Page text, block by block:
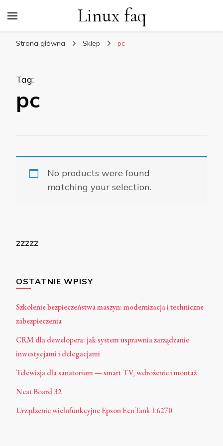
Linux faq
Strona główna Sklep pc
Tag:
pc
No products were found
matching your selection.
zzzzz
OSTATNIE WPISY
Szkolenie bezpieczeństwa maszyn: modernizacja i techniczne
zabezpieczenia
CRM dla dewelopera: jak system usprawnia zarządzanie
inwestycjami i delegacjami
Telewizja dla sanatorium — smart TV, wdrożenie i montaż
Neat Board 32
Urządzenie wielofunkcyjne Epson EcoTank L6270